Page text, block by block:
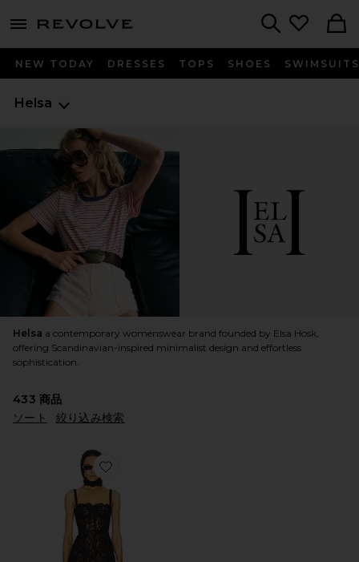
menu - shows more content
NEW TODAY DRESSES TOPS SHOES SWIMSUITS
Helsa
Helsa a contemporary womenswear brand founded by Elsa Hosk,
offering Scandinavian-inspired minimalist design and effortless
sophistication.
433 商品
ソート
絞り込み検索
Favorite THE LACE COLUMN ドレス